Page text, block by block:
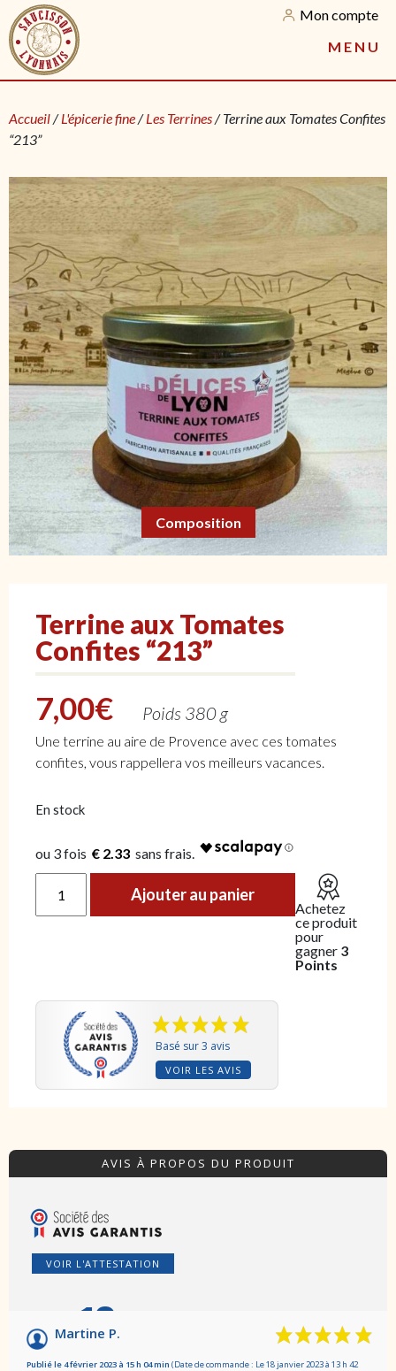
Mon compte
M E N U
Accueil/L'épicerie fine/Les Terrines/ Terrine aux Tomates Confites
“213”
Composition
Terrine aux Tomates
Confites “213”
7,00€ Poids 380 g
Une terrine au aire de Provence avec ces tomates
confites, vous rappellera vos meilleurs vacances.
En stock
€ 2.33
quantité de Terrine aux Tomates Confites "213"
Ajouter au panier
Achetez
ce produit
pour
gagner 3
Points
Basé sur 3 avis
VOIR LES AVIS
AVIS À PROPOS DU PRODUIT
VOIR L'ATTESTATION
10/10
Basé sur 3 avis
Martine P.
Publié le 4 février 2023 à 15 h 04 min (Date de commande : Le 18 janvier 2023 à 13 h 42